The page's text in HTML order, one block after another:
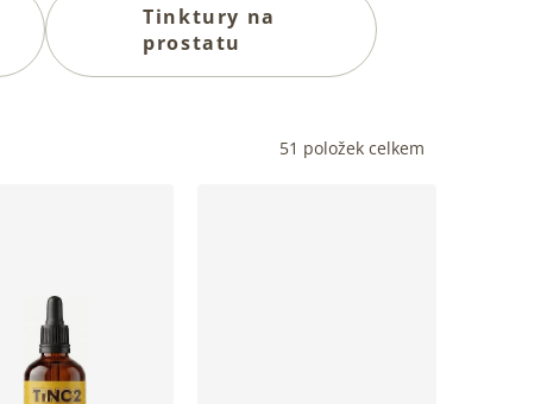
Tinktury na
prostatu
51 položek celkem